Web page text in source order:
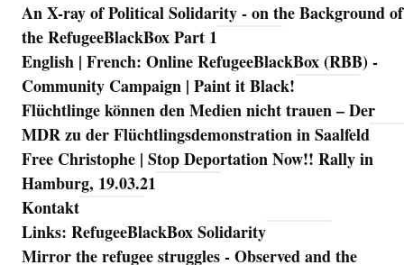
Navigation
An X-ray of Political Solidarity - on the Background of
the RefugeeBlackBox Part 1
English | French: Online RefugeeBlackBox (RBB) -
Community Campaign | Paint it Black!
Flüchtlinge können den Medien nicht trauen – Der
MDR zu der Flüchtlingsdemonstration in Saalfeld
Free Christophe | Stop Deportation Now!! Rally in
Hamburg, 19.03.21
Kontakt
Links: RefugeeBlackBox Solidarity
Mirror the refugee struggles - Observed and the